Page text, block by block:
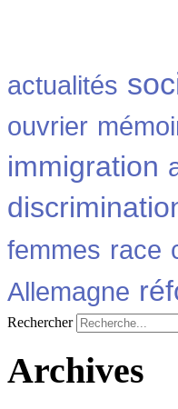
actualités
ouvrier
immigration
femmes race
Allemagne
Rechercher
Archives